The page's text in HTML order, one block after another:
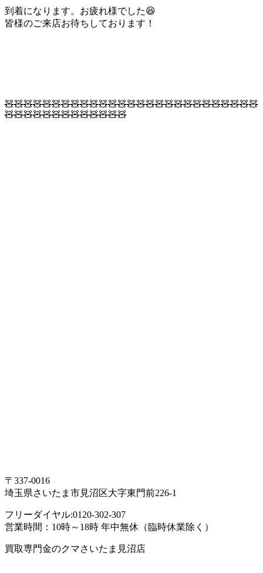
到着になります。お疲れ様でした😆
皆様のご来店お待ちしております！
🧸🧸🧸🧸🧸🧸🧸🧸🧸🧸🧸🧸🧸🧸🧸🧸🧸🧸🧸🧸🧸🧸🧸🧸🧸🧸🧸
🧸🧸🧸🧸🧸🧸🧸🧸🧸🧸🧸🧸🧸
〒337-0016
埼玉県さいたま市見沼区大字東門前226-1
フリーダイヤル:0120-302-307
営業時間：10時～18時 年中無休（臨時休業除く）
買取専門金のクマさいたま見沼店